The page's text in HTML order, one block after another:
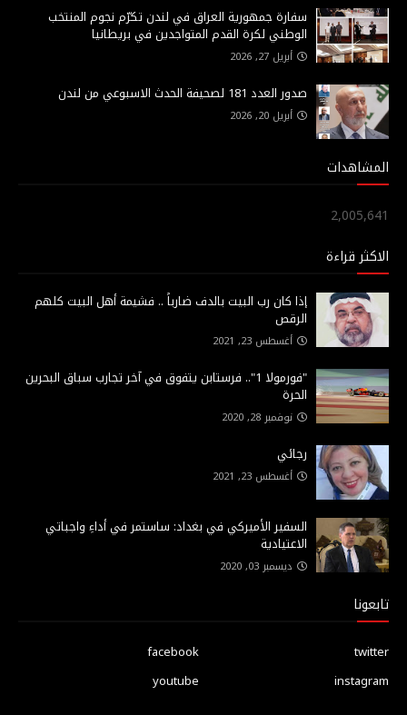
سفارة جمهورية العراق في لندن تكرّم نجوم المنتخب
الوطني لكرة القدم المتواجدين في بريطانيا
أبريل 27, 2026
صدور العدد 181 لصحيفة الحدث الاسبوعي من لندن
أبريل 20, 2026
المشاهدات
2,005,641
الاكثر قراءة
إذا كان رب البيت بالدف ضارباً .. فشيمة أهل البيت كلهم
الرقص
أغسطس 23, 2021
"فورمولا 1".. فرستابن يتفوق في آخر تجارب سباق البحرين
الحرة
نوفمبر 28, 2020
رجائي
أغسطس 23, 2021
السفير الأميركي في بغداد: ساستمر في أداءِ واجباتي
الاعتيادية
ديسمبر 03, 2020
تابعونا
facebook
twitter
youtube
instagram